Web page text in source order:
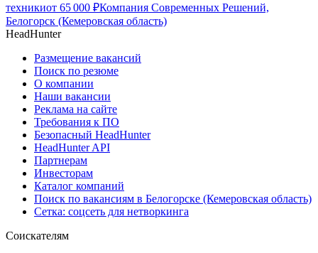
техникиот 65 000 ₽Компания Современных Решений,
Белогорск (Кемеровская область)
HeadHunter
Размещение вакансий
Поиск по резюме
О компании
Наши вакансии
Реклама на сайте
Требования к ПО
Безопасный HeadHunter
HeadHunter API
Партнерам
Инвесторам
Каталог компаний
Поиск по вакансиям в Белогорске (Кемеровская область)
Сетка: соцсеть для нетворкинга
Соискателям